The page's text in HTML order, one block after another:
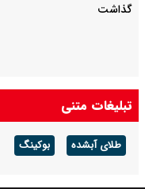
گذاشت
تبلیغات متنی
طلای آبشده بوکینگ